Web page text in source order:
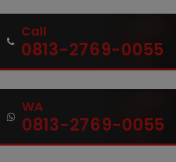
Call
0813-2769-0055
WA
0813-2769-0055